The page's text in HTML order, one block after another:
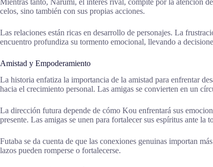
celos, sino también con sus propias acciones.
Las relaciones están ricas en desarrollo de personajes. La
encuentro profundiza su tormento emocional, llevando a
Amistad y Empoderamiento
La historia enfatiza la importancia de la amistad para enfrentar
hacia el crecimiento personal. Las amigas se convierten en un
La dirección futura depende de cómo Kou enfrentará sus
presente. Las amigas se unen para fortalecer sus espíritus ante la
Futaba se da cuenta de que las conexiones genuinas importan
lazos pueden romperse o fortalecerse.